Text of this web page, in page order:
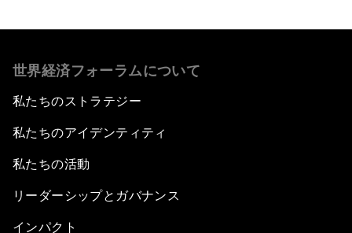
世界経済フォーラムについて
私たちのストラテジー
私たちのアイデンティティ
私たちの活動
リーダーシップとガバナンス
インパクト